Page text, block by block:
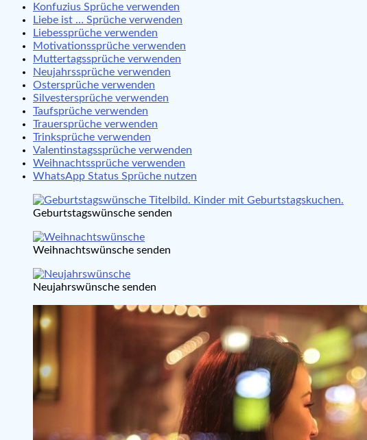
Konfuzius Sprüche verwenden
Liebe ist … Sprüche verwenden
Liebessprüche verwenden
Motivationssprüche verwenden
Muttertagssprüche verwenden
Neujahrssprüche verwenden
Ostersprüche verwenden
Silvestersprüche verwenden
Taufsprüche verwenden
Trauersprüche verwenden
Trinksprüche verwenden
Valentinstagssprüche verwenden
Weihnachtssprüche verwenden
WhatsApp Status Sprüche nutzen
Geburtstagswünsche senden
Weihnachtswünsche senden
Neujahrswünsche senden